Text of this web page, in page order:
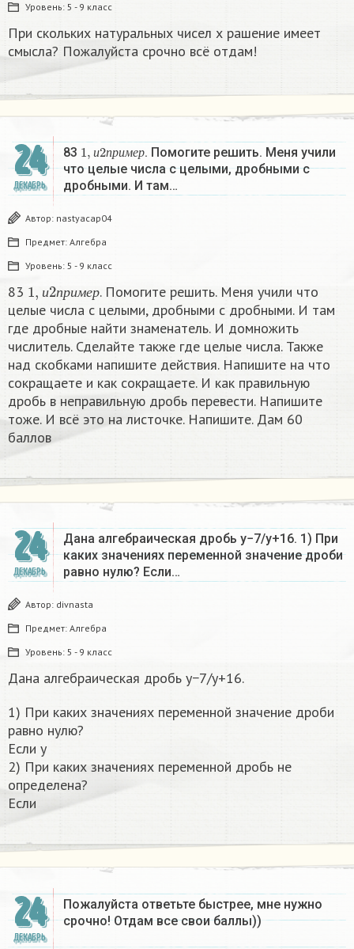
Уровень: 5 - 9 класс
При скольких натуральных чисел х рашение имеет
смысла? Пожалуйста срочно всё отдам!
24
ДЕКАБРЬ
83 и пр име р
1,и 2пример
. Помогите решить. Меня учили
что целые числа с целыми, дробными с
дробными. И там…
Автор: nastyacap04
Предмет: Алгебра
Уровень: 5 - 9 класс
83 и п р име р
1 2п
. Помогите решить. Меня учили что
целые числа с целыми, дробными с дробными. И там
где дробные найти знаменатель. И домножить
числитель. Сделайте также где целые числа. Также
над скобками напишите действия. Напишите на что
сокращаете и как сокращаете. И как правильную
дробь в неправильную дробь перевести. Напишите
тоже. И всё это на листочке. Напишите. Дам 60
баллов
24
ДЕКАБРЬ
Дана алгебраическая дробь y−7/y+16. 1) При
каких значениях переменной значение дроби
равно нулю? Если…
Автор: divnasta
Предмет: Алгебра
Уровень: 5 - 9 класс
Дана алгебраическая дробь y−7/y+16.
1) При каких значениях переменной значение дроби
равно нулю?
Если y
2) При каких значениях переменной дробь не
определена?
Если
24
ДЕКАБРЬ
Пожалуйста ответьте быстрее, мне нужно
срочно! Отдам все свои баллы))